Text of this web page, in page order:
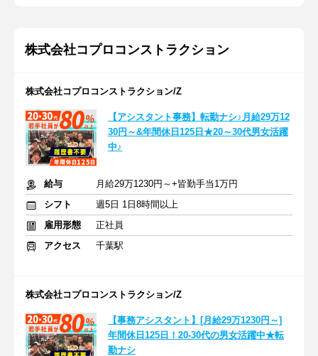
株式会社コプロコンストラクション
株式会社コプロコンストラクション/Z
【アシスタント事務】転勤ナシ♪月給29万12
30円～&年間休日125日★20～30代男女活躍
中♪
給与
月給29万1230円～+皆勤手当1万円
シフト
週5日 1日8時間以上
雇用形態
正社員
アクセス
千葉駅
株式会社コプロコンストラクション/Z
【事務アシスタント】[月給29万1230円～]
年間休日125日！20-30代の男女活躍中★転
勤ナシ